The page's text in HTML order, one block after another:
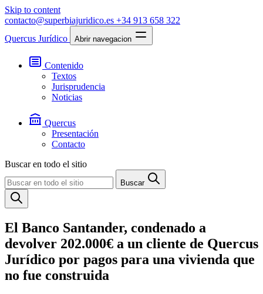
Skip to content
contacto@superbiajuridico.es +34 913 658 322
Quercus Jurídico
Abrir navegacion
Contenido
Textos
Jurisprudencia
Noticias
Quercus
Presentación
Contacto
Buscar en todo el sitio
Buscar
El Banco Santander, condenado a
devolver 202.000€ a un cliente de Quercus
Jurídico por pagos para una vivienda que
no fue construida